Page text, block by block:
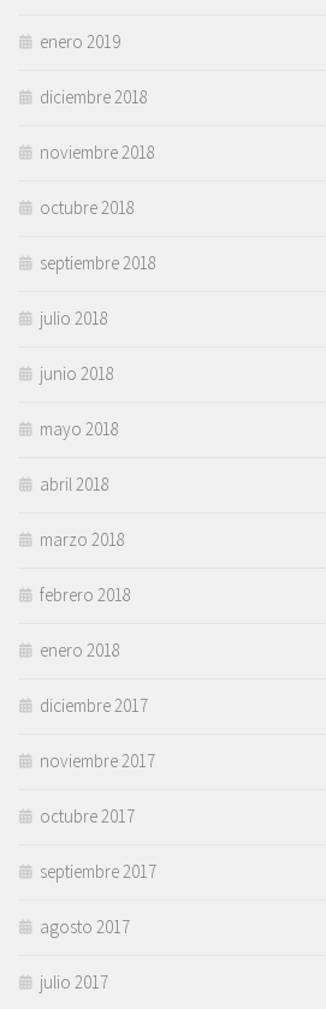
enero 2019
diciembre 2018
noviembre 2018
octubre 2018
septiembre 2018
julio 2018
junio 2018
mayo 2018
abril 2018
marzo 2018
febrero 2018
enero 2018
diciembre 2017
noviembre 2017
octubre 2017
septiembre 2017
agosto 2017
julio 2017